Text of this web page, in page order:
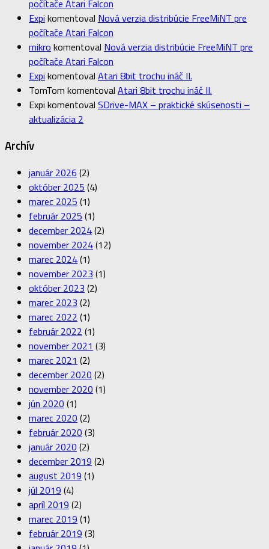
počítače Atari Falcon
Expi komentoval Nová verzia distribúcie FreeMiNT pre
počítače Atari Falcon
mikro komentoval Nová verzia distribúcie FreeMiNT pre
počítače Atari Falcon
Expi komentoval Atari 8bit trochu ináč II.
TomTom komentoval Atari 8bit trochu ináč II.
Expi komentoval SDrive-MAX – praktické skúsenosti –
aktualizácia 2
Archív
január 2026 (2)
október 2025 (4)
marec 2025 (1)
február 2025 (1)
december 2024(2)
november 2024(12)
marec 2024(1)
november 2023 (1)
október 2023 (2)
marec 2023 (2)
marec 2022 (1)
február 2022 (1)
november 2021 (3)
marec 2021 (2)
december 2020 (2)
november 2020 (1)
jún 2020 (1)
marec 2020 (2)
február 2020 (3)
január 2020 (2)
december 2019 (2)
august 2019 (1)
júl 2019 (4)
apríl 2019 (2)
marec 2019 (1)
február 2019 (3)